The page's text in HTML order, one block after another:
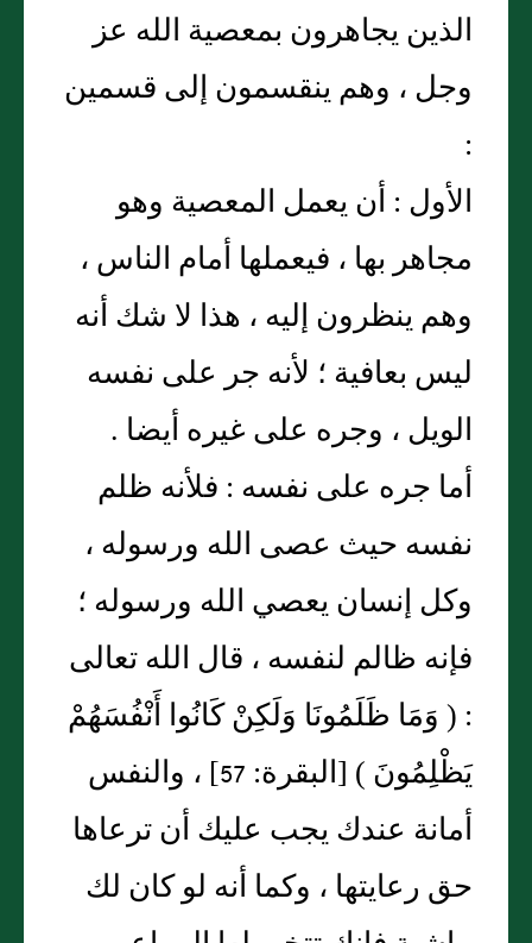
الذين يجاهرون بمعصية الله عز
وجل ، وهم ينقسمون إلى قسمين
:
الأول : أن يعمل المعصية وهو
مجاهر بها ، فيعملها أمام الناس ،
وهم ينظرون إليه ، هذا لا شك أنه
ليس بعافية ؛ لأنه جر على نفسه
الويل ، وجره على غيره أيضا .
أما جره على نفسه : فلأنه ظلم
نفسه حيث عصى الله ورسوله ،
وكل إنسان يعصي الله ورسوله ؛
فإنه ظالم لنفسه ، قال الله تعالى
: ( وَمَا ظَلَمُونَا وَلَكِنْ كَانُوا أَنْفُسَهُمْ
يَظْلِمُونَ ) [البقرة: 57] ، والنفس
أمانة عندك يجب عليك أن ترعاها
حق رعايتها ، وكما أنه لو كان لك